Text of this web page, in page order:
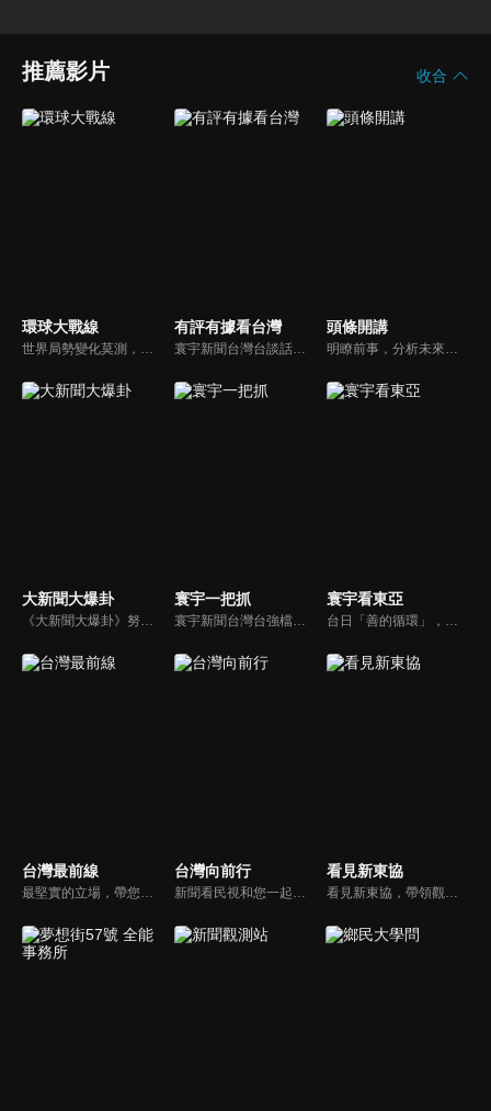
推薦影片 收合
環球大戰線 有評有據看台灣
寰宇新聞台灣台談話性節目《有評有據看台灣》節目跳脫來賓演繹的「浮誇情境式政論型態」，改採網路大數據點題，直視分析選情實相，帶您「有評、有據」的遍覽政經大小事。
頭條開講
大新聞大爆卦
《大新聞大爆卦》努力秉持著監督政府的精神，繼續在網路上努力說出事實。
寰宇一把抓
寰宇新聞台灣台強檔政論節目《寰宇一把抓》，與您一起「抓新聞、抓時事、抓遍台灣政經大小事！由資深社會記者張炤和獨挑大樑主持。張炤和投入新聞前線多年，總是充滿活力的帶給觀眾台灣社會大小事，結合資深社會記者的見聞與觀點，激盪各路實力派專家點評，與您一起掌握政壇人事物即時動態與最新走勢。
寰宇看東亞
台日「善的循環」，貨真價實？韓國文化，無堅不摧？台灣對於日韓的獨特情感，細膩且複雜，有美麗浪花，更有驚濤駭浪，寰宇新聞台全新節目《寰宇看東亞》，將和觀眾一起探訪台灣和日韓的真實連結，挖掘人物秘辛和內幕故事，剖析東亞政經局勢。
台灣最前線
最堅實的立場，帶您洞悉台灣新知。最專業的陣容，帶您打開『視』界。政治人民做主，一同掌握即實政壇資訊，『EYE』台灣的政論談話節目。
台灣向前行
新聞看民視和您一起討論最新最熱的時事新聞！
看見新東協
看見新東協，帶領觀眾發現東協新市場、新思維，了解東南亞各國在地文化、政治、政策、並從數字看財經脈動，做最深入外資和本土產業投資分析，發掘您所不知道的東協新商機。